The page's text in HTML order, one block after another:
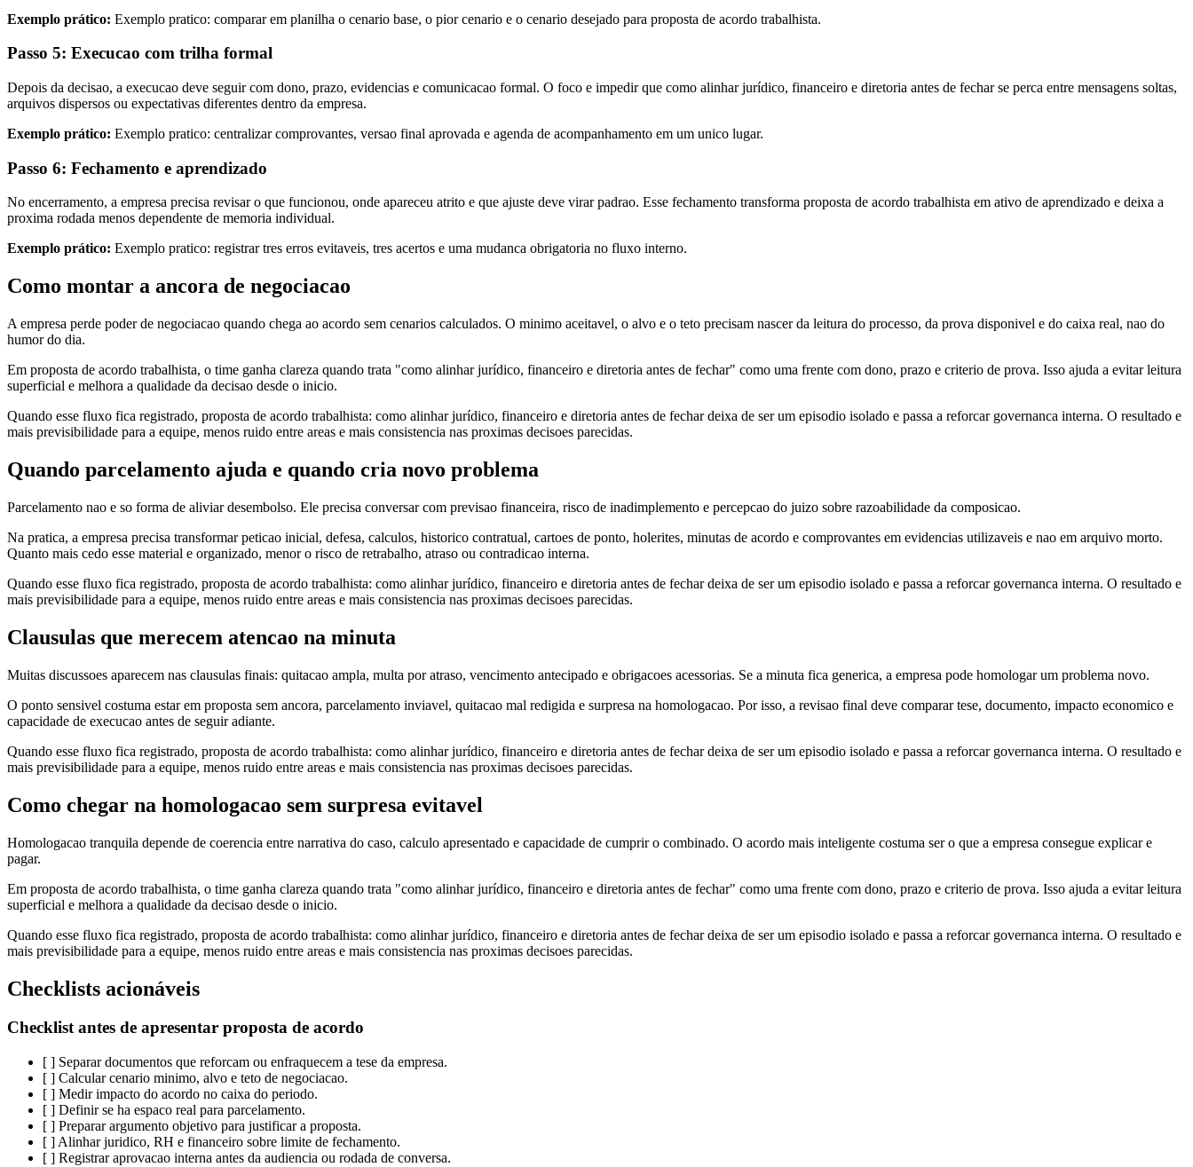
Exemplo prático: Exemplo pratico: comparar em planilha o cenario base, o pior cenario e o cenario desejado para proposta de acordo trabalhista.
Passo 5: Execucao com trilha formal
Depois da decisao, a execucao deve seguir com dono, prazo, evidencias e comunicacao formal. O foco e impedir que como alinhar jurídico, financeiro e diretoria antes de fechar se perca entre mensagens soltas,
arquivos dispersos ou expectativas diferentes dentro da empresa.
Exemplo prático: Exemplo pratico: centralizar comprovantes, versao final aprovada e agenda de acompanhamento em um unico lugar.
Passo 6: Fechamento e aprendizado
No encerramento, a empresa precisa revisar o que funcionou, onde apareceu atrito e que ajuste deve virar padrao. Esse fechamento transforma proposta de acordo trabalhista em ativo de aprendizado e deixa a
proxima rodada menos dependente de memoria individual.
Exemplo prático: Exemplo pratico: registrar tres erros evitaveis, tres acertos e uma mudanca obrigatoria no fluxo interno.
Como montar a ancora de negociacao
A empresa perde poder de negociacao quando chega ao acordo sem cenarios calculados. O minimo aceitavel, o alvo e o teto precisam nascer da leitura do processo, da prova disponivel e do caixa real, nao do
humor do dia.
Em proposta de acordo trabalhista, o time ganha clareza quando trata "como alinhar jurídico, financeiro e diretoria antes de fechar" como uma frente com dono, prazo e criterio de prova. Isso ajuda a evitar leitura
superficial e melhora a qualidade da decisao desde o inicio.
Quando esse fluxo fica registrado, proposta de acordo trabalhista: como alinhar jurídico, financeiro e diretoria antes de fechar deixa de ser um episodio isolado e passa a reforcar governanca interna. O resultado e
mais previsibilidade para a equipe, menos ruido entre areas e mais consistencia nas proximas decisoes parecidas.
Quando parcelamento ajuda e quando cria novo problema
Parcelamento nao e so forma de aliviar desembolso. Ele precisa conversar com previsao financeira, risco de inadimplemento e percepcao do juizo sobre razoabilidade da composicao.
Na pratica, a empresa precisa transformar peticao inicial, defesa, calculos, historico contratual, cartoes de ponto, holerites, minutas de acordo e comprovantes em evidencias utilizaveis e nao em arquivo morto.
Quanto mais cedo esse material e organizado, menor o risco de retrabalho, atraso ou contradicao interna.
Quando esse fluxo fica registrado, proposta de acordo trabalhista: como alinhar jurídico, financeiro e diretoria antes de fechar deixa de ser um episodio isolado e passa a reforcar governanca interna. O resultado e
mais previsibilidade para a equipe, menos ruido entre areas e mais consistencia nas proximas decisoes parecidas.
Clausulas que merecem atencao na minuta
Muitas discussoes aparecem nas clausulas finais: quitacao ampla, multa por atraso, vencimento antecipado e obrigacoes acessorias. Se a minuta fica generica, a empresa pode homologar um problema novo.
O ponto sensivel costuma estar em proposta sem ancora, parcelamento inviavel, quitacao mal redigida e surpresa na homologacao. Por isso, a revisao final deve comparar tese, documento, impacto economico e
capacidade de execucao antes de seguir adiante.
Quando esse fluxo fica registrado, proposta de acordo trabalhista: como alinhar jurídico, financeiro e diretoria antes de fechar deixa de ser um episodio isolado e passa a reforcar governanca interna. O resultado e
mais previsibilidade para a equipe, menos ruido entre areas e mais consistencia nas proximas decisoes parecidas.
Como chegar na homologacao sem surpresa evitavel
Homologacao tranquila depende de coerencia entre narrativa do caso, calculo apresentado e capacidade de cumprir o combinado. O acordo mais inteligente costuma ser o que a empresa consegue explicar e
pagar.
Em proposta de acordo trabalhista, o time ganha clareza quando trata "como alinhar jurídico, financeiro e diretoria antes de fechar" como uma frente com dono, prazo e criterio de prova. Isso ajuda a evitar leitura
superficial e melhora a qualidade da decisao desde o inicio.
Quando esse fluxo fica registrado, proposta de acordo trabalhista: como alinhar jurídico, financeiro e diretoria antes de fechar deixa de ser um episodio isolado e passa a reforcar governanca interna. O resultado e
mais previsibilidade para a equipe, menos ruido entre areas e mais consistencia nas proximas decisoes parecidas.
Checklists acionáveis
Checklist antes de apresentar proposta de acordo
[ ] Separar documentos que reforcam ou enfraquecem a tese da empresa.
[ ] Calcular cenario minimo, alvo e teto de negociacao.
[ ] Medir impacto do acordo no caixa do periodo.
[ ] Definir se ha espaco real para parcelamento.
[ ] Preparar argumento objetivo para justificar a proposta.
[ ] Alinhar juridico, RH e financeiro sobre limite de fechamento.
[ ] Registrar aprovacao interna antes da audiencia ou rodada de conversa.